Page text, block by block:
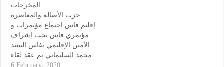
المخرجات
حزب الأصالة والمعاصرة
إقليم فاس اجتماع مؤتمرات و
مؤتمري فاس تحت إشراف
الأمين الإقليمي بفاس السيد
محمد السليماني تم عقد لقاء
تنظيمي جمع المؤتمرين و
6 February، 2020